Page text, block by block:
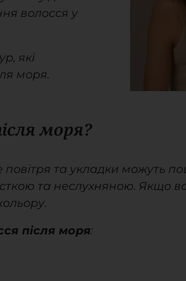
волосся у
які
моря.
моря?
повітря та укладки можуть
та неслухняною. Якщо
після моря: